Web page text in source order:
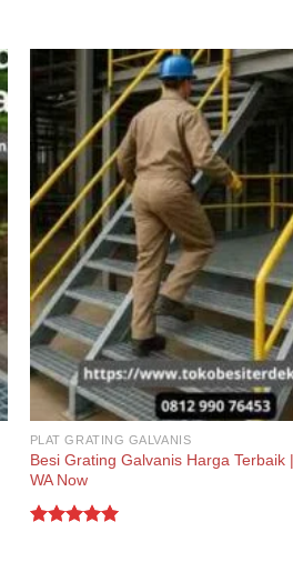
PLAT GRATING GALVANIS
Besi Grating Galvanis Harga Terbaik
WA Now